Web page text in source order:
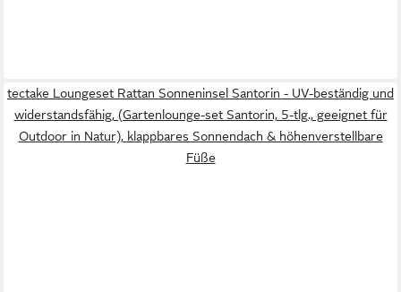
tectake Loungeset Rattan Sonneninsel Santorin - UV-beständig und
widerstandsfähig, (Gartenlounge-set Santorin, 5-tlg., geeignet für
Outdoor in Natur), klappbares Sonnendach & höhenverstellbare
Füße